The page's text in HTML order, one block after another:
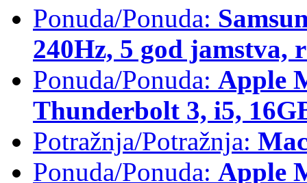
Ponuda/Ponuda:
240Hz, 5 god jamstva,
Ponuda/Ponuda: Apple
Thunderbolt 3, i5,
Potražnja/Potražnja:
Ponuda/Ponuda: Apple